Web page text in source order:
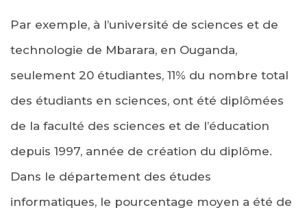
Par exemple, à l’université de sciences et de
technologie de Mbarara, en Ouganda,
seulement 20 étudiantes, 11% du nombre total
des étudiants en sciences, ont été diplômées
de la faculté des sciences et de l’éducation
depuis 1997, année de création du diplôme.
Dans le département des études
informatiques, le pourcentage moyen a été de